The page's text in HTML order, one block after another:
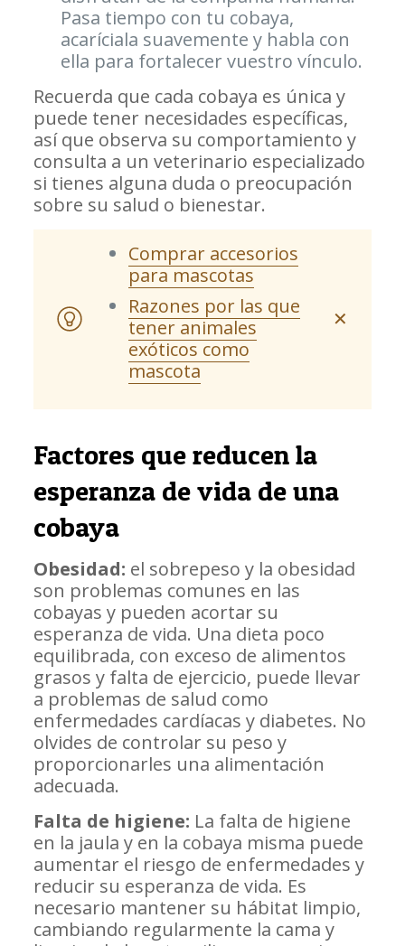
Pasa tiempo con tu cobaya,
acaríciala suavemente y habla con
ella para fortalecer vuestro vínculo.
Recuerda que cada cobaya es única y
puede tener necesidades específicas,
así que observa su comportamiento y
consulta a un veterinario especializado
si tienes alguna duda o preocupación
sobre su salud o bienestar.
Comprar accesorios
para mascotas
Razones por las que
tener animales
exóticos como
mascota
✕
Factores que reducen la
esperanza de vida de una
cobaya
Obesidad: el sobrepeso y la obesidad
son problemas comunes en las
cobayas y pueden acortar su
esperanza de vida. Una dieta poco
equilibrada, con exceso de alimentos
grasos y falta de ejercicio, puede llevar
a problemas de salud como
enfermedades cardíacas y diabetes. No
olvides de controlar su peso y
proporcionarles una alimentación
adecuada.
Falta de higiene: La falta de higiene
en la jaula y en la cobaya misma puede
aumentar el riesgo de enfermedades y
reducir su esperanza de vida. Es
necesario mantener su hábitat limpio,
cambiando regularmente la cama y